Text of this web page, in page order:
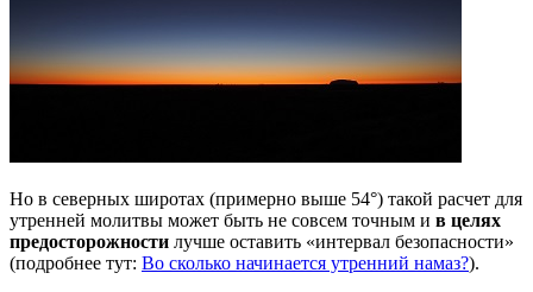
Но в северных широтах (примерно выше 54°) такой расчет для
утренней молитвы может быть не совсем точным и в целях
предосторожности лучше оставить «интервал безопасности»
(подробнее тут: Во сколько начинается утренний намаз?).